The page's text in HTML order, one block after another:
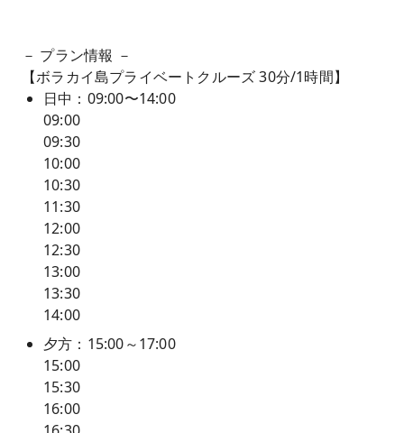
－ プラン情報 －
【ボラカイ島プライベートクルーズ 30分/1時間】
日中：09:00〜14:00
09:00
09:30
10:00
10:30
11:30
12:00
12:30
13:00
13:30
14:00
夕方：15:00～17:00
15:00
15:30
16:00